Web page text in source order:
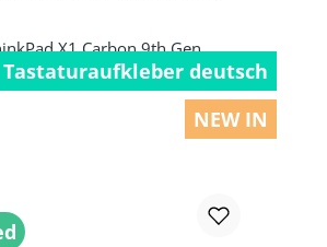
Tastaturaufkleber deutsch
NEW IN